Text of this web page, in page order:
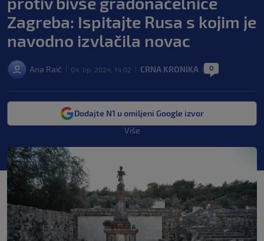
Zagreba: Ispitajte Rusa s kojim je
navodno izvlačila novac
Ana Raić 04. lip. 2024. 14:02 CRNA KRONIKA 0
Dodajte N1 u omiljeni Google izvor
Više